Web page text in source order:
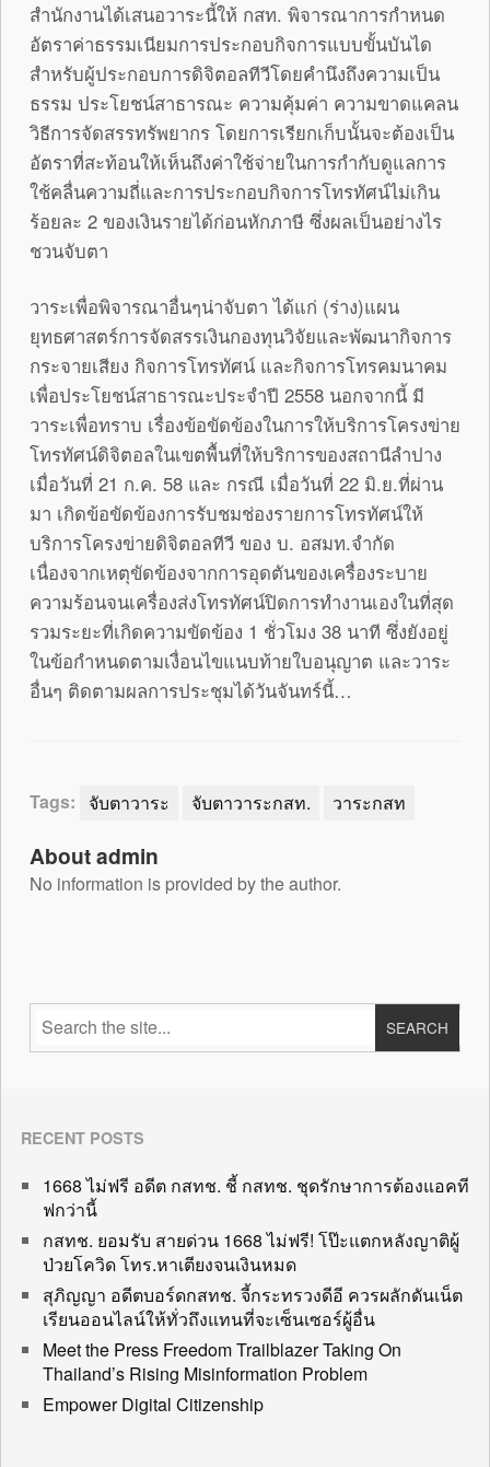
สำนักงานได้เสนอวาระนี้ให้ กสท. พิจารณาการกำหนด
อัตราค่าธรรมเนียมการประกอบกิจการแบบขั้นบันได
สำหรับผู้ประกอบการดิจิตอลทีวีโดยคำนึงถึงความเป็น
ธรรม ประโยชน์สาธารณะ ความคุ้มค่า ความขาดแคลน
วิธีการจัดสรรทรัพยากร โดยการเรียกเก็บนั้นจะต้องเป็น
อัตราที่สะท้อนให้เห็นถึงค่าใช้จ่ายในการกำกับดูแลการ
ใช้คลื่นความถี่และการประกอบกิจการโทรทัศน์ไม่เกิน
ร้อยละ 2 ของเงินรายได้ก่อนหักภาษี ซึ่งผลเป็นอย่างไร
ชวนจับตา
วาระเพื่อพิจารณาอื่นๆน่าจับตา ได้แก่ (ร่าง)แผน
ยุทธศาสตร์การจัดสรรเงินกองทุนวิจัยและพัฒนากิจการ
กระจายเสียง กิจการโทรทัศน์ และกิจการโทรคมนาคม
เพื่อประโยชน์สาธารณะประจำปี 2558 นอกจากนี้ มี
วาระเพื่อทราบ เรื่องข้อขัดข้องในการให้บริการโครงข่าย
โทรทัศน์ดิจิตอลในเขตพื้นที่ให้บริการของสถานีลำปาง
เมื่อวันที่ 21 ก.ค. 58 และ กรณี เมื่อวันที่ 22 มิ.ย.ที่ผ่าน
มา เกิดข้อขัดข้องการรับชมช่องรายการโทรทัศน์ให้
บริการโครงข่ายดิจิตอลทีวี ของ บ. อสมท.จำกัด
เนื่องจากเหตุขัดข้องจากการอุดตันของเครื่องระบาย
ความร้อนจนเครื่องส่งโทรทัศน์ปิดการทำงานเองในที่สุด
รวมระยะที่เกิดความขัดข้อง 1 ชั่วโมง 38 นาที ซึ่งยังอยู่
ในข้อกำหนดตามเงื่อนไขแนบท้ายใบอนุญาต และวาระ
อื่นๆ ติดตามผลการประชุมได้วันจันทร์นี้…
Tags: จับตาวาระ จับตาวาระกสท. วาระกสท
About admin
No information is provided by the author.
RECENT POSTS
1668 ไม่ฟรี อดีต กสทช. ชี้ กสทช. ชุดรักษาการต้องแอคที
ฟกว่านี้
กสทช. ยอมรับ สายด่วน 1668 ไม่ฟรี! โป๊ะแตกหลังญาติผู้
ป่วยโควิด โทร.หาเตียงจนเงินหมด
สุภิญญา อดีตบอร์ดกสทช. จี้กระทรวงดีอี ควรผลักดันเน็ต
เรียนออนไลน์ให้ทั่วถึงแทนที่จะเซ็นเซอร์ผู้อื่น
Meet the Press Freedom Trailblazer Taking On
Thailand’s Rising Misinformation Problem
Empower Digital Citizenship